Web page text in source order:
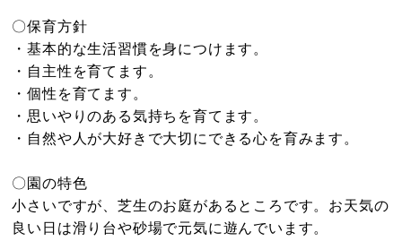
〇保育方針
・基本的な生活習慣を身につけます。
・自主性を育てます。
・個性を育てます。
・思いやりのある気持ちを育てます。
・自然や人が大好きで大切にできる心を育みます。
〇園の特色
小さいですが、芝生のお庭があるところです。お天気の
良い日は滑り台や砂場で元気に遊んでいます。